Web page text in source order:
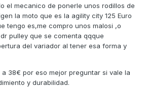
el mecanico de ponerle unos rodillos de
la moto que es la agility city 125 Euro
tengo es,me compro unos malosi ,o
pulley que se comenta qqque
del variador al tener esa forma y
38€ por eso mejor preguntar si vale la
y durabilidad.